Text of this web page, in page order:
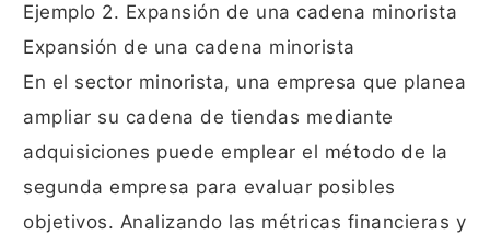
Ejemplo 2. Expansión de una cadena minorista
Expansión de una cadena minorista
En el sector minorista, una empresa que planea
ampliar su cadena de tiendas mediante
adquisiciones puede emplear el método de la
segunda empresa para evaluar posibles
objetivos. Analizando las métricas financieras y